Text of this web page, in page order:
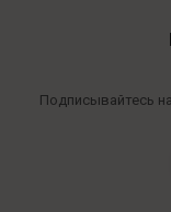
Подписывайтесь